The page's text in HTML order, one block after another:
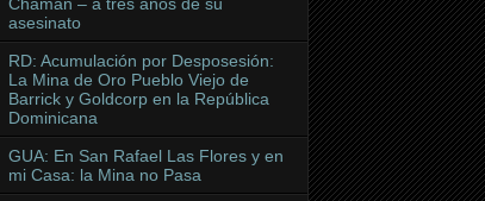
asesinato
RD: Acumulación por Desposesión:
La Mina de Oro Pueblo Viejo de
Barrick y Goldcorp en la República
Dominicana
GUA: En San Rafael Las Flores y en
mi Casa: la Mina no Pasa